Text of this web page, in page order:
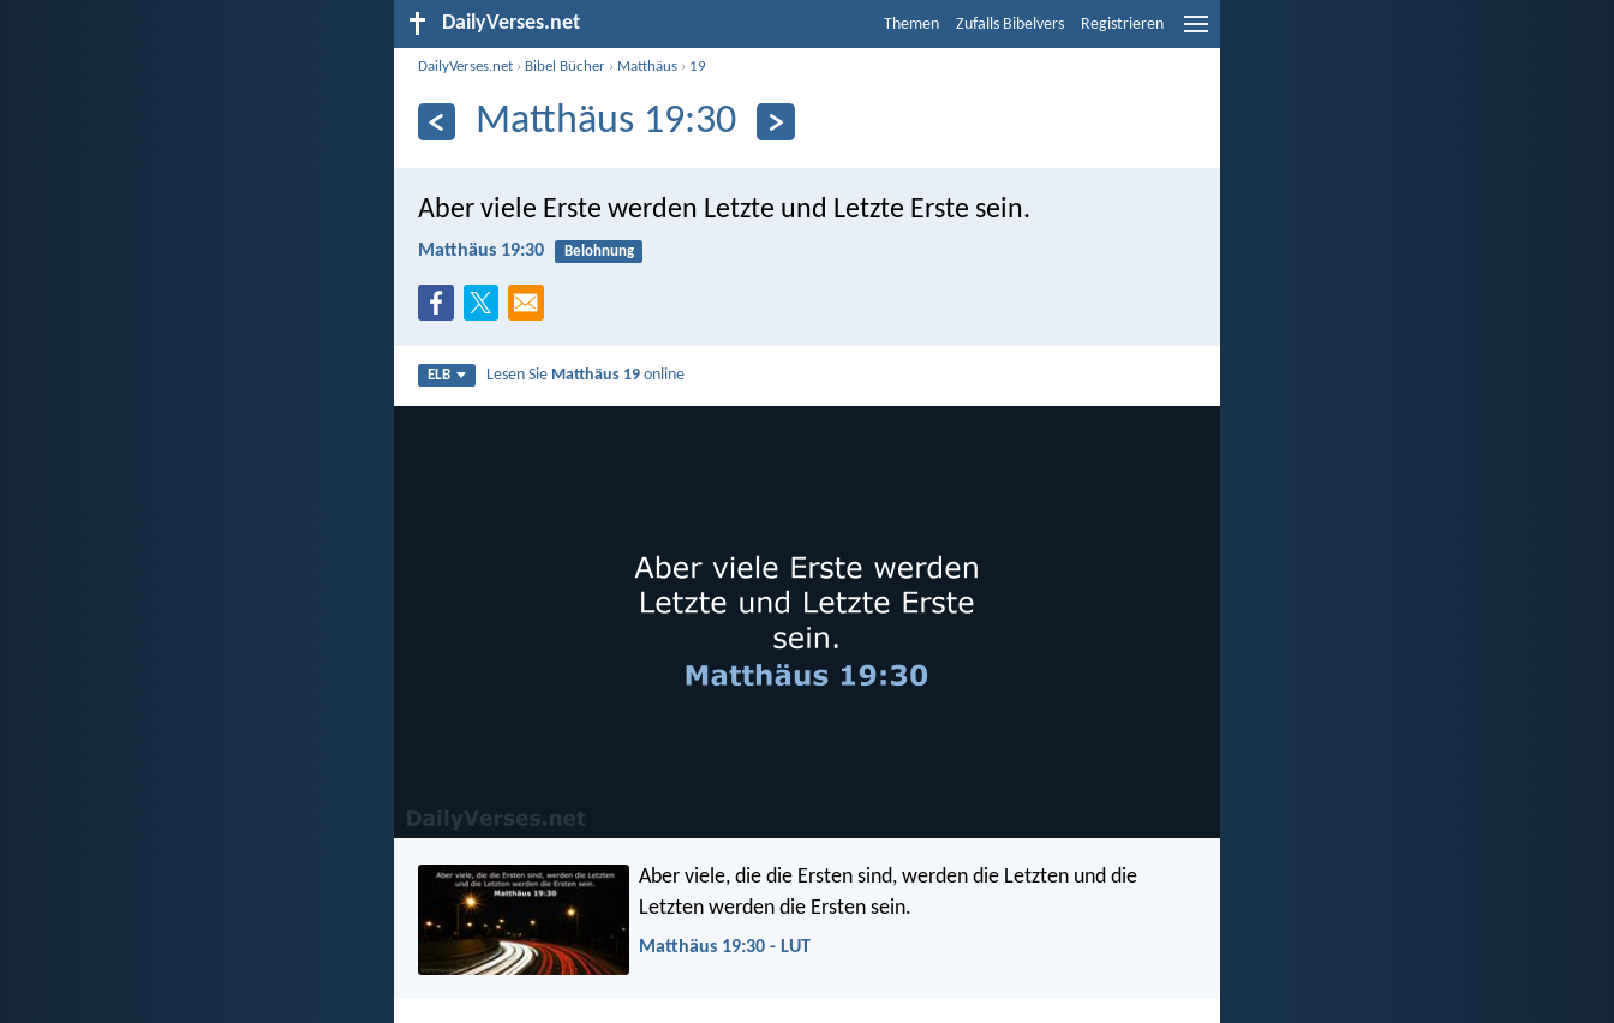
DailyVerses.net Themen Zufalls Bibelvers Registrieren
DailyVerses.net › Bibel Bücher › Matthäus › 19
Matthäus 19:30
Aber viele Erste werden Letzte und Letzte Erste sein.
Matthäus 19:30 Belohnung
ELB Lesen Sie Matthäus 19 online
Aber viele, die die Ersten sind, werden die Letzten und die
Letzten werden die Ersten sein.
Matthäus 19:30 - LUT